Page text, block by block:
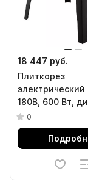
18 447 руб.
Плиткорез
электрический
180В, 600 Вт,
2.2 х 22.2 Denzel
0